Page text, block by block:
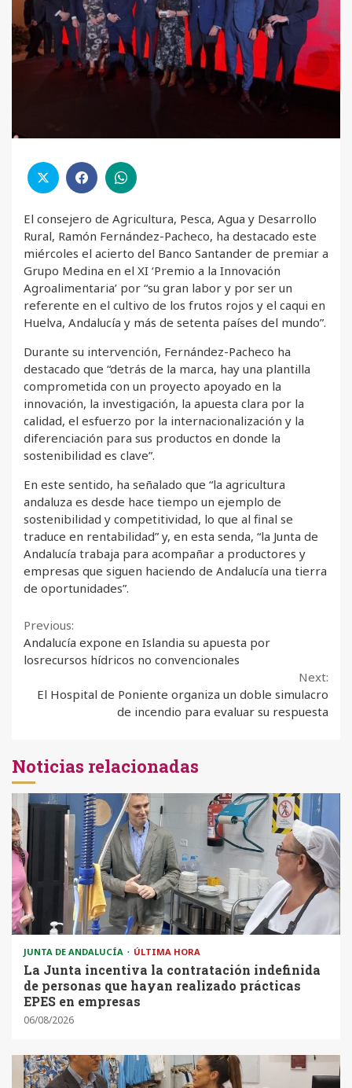
El consejero de Agricultura, Pesca, Agua y Desarrollo
Rural, Ramón Fernández-Pacheco, ha destacado este
miércoles el acierto del Banco Santander de premiar a
Grupo Medina en el XI ‘Premio a la Innovación
Agroalimentaria’ por “su gran labor y por ser un
referente en el cultivo de los frutos rojos y el caqui en
Huelva, Andalucía y más de setenta países del mundo”.
Durante su intervención, Fernández-Pacheco ha
destacado que “detrás de la marca, hay una plantilla
comprometida con un proyecto apoyado en la
innovación, la investigación, la apuesta clara por la
calidad, el esfuerzo por la internacionalización y la
diferenciación para sus productos en donde la
sostenibilidad es clave”.
En este sentido, ha señalado que “la agricultura
andaluza es desde hace tiempo un ejemplo de
sostenibilidad y competitividad, lo que al final se
traduce en rentabilidad” y, en esta senda, “la Junta de
Andalucía trabaja para acompañar a productores y
empresas que siguen haciendo de Andalucía una tierra
de oportunidades”.
Continue
Reading
Previous:
Andalucía expone en Islandia su apuesta por
losrecursos hídricos no convencionales
Next:
El Hospital de Poniente organiza un doble simulacro
de incendio para evaluar su respuesta
Noticias relacionadas
JUNTA DE ANDALUCÍA ÚLTIMA HORA
La Junta incentiva la contratación indefinida
de personas que hayan realizado prácticas
EPES en empresas
06/08/2026